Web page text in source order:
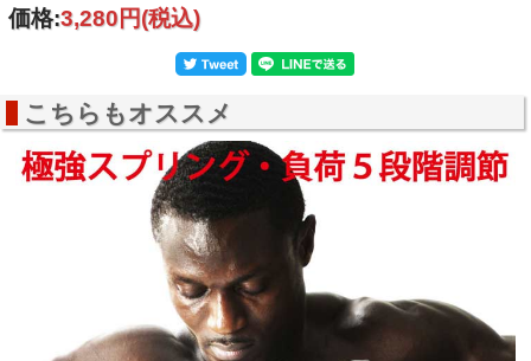
価格:3,280円(税込)
こちらもオススメ